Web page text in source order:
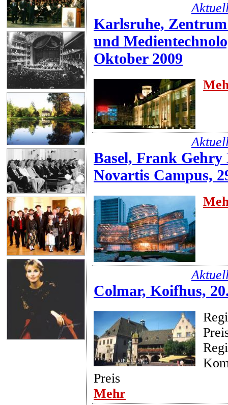
Karlsruhe,
und
Oktober 2009
Basel, Frank Gehry
Novartis Campus,
Colmar, Koifhus,
Preis
Mehr